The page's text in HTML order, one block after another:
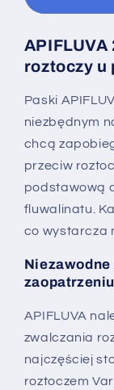
|
sztuk
roztoczy u
Paski
niezbędnym
chcą
przeciw
podstawową
fluwalinatu.
co wystarcza
APIFLUVA
zwalczania
najczęściej
roztoczem